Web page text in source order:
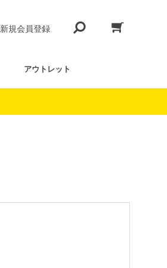
新規会員登録
アウトレット